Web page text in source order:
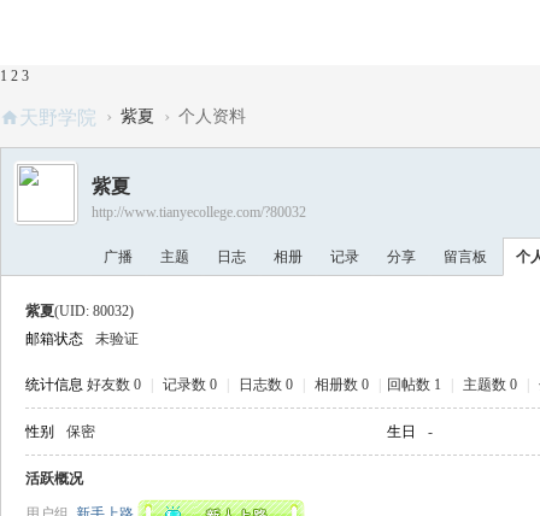
1 2 3
天野学院 › 紫夏 › 个人资料
紫夏
http://www.tianyecollege.com/?80032
广播 主题 日志 相册 记录 分享 留言板 个
紫夏(UID: 80032)
邮箱状态
未验证
统计信息 好友数 0 记录数 0 日志数 0 相册数 0 回帖数 1 主题数 0
性别 保密 生日 -
活跃概况